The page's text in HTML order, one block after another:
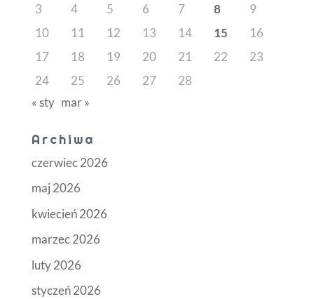
3
4 5 6 7 8
9
10
11 12 13 14 15
16
17
18 19 20 21 22
23
24
25 26 27
28
« sty mar »
Archiwa
czerwiec 2026
maj 2026
kwiecień 2026
marzec 2026
luty 2026
styczeń 2026